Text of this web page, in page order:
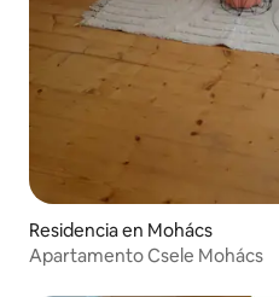
Residencia en Mohács
Apartamento Csele Mohács